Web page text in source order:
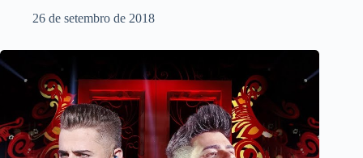
26 de setembro de 2018